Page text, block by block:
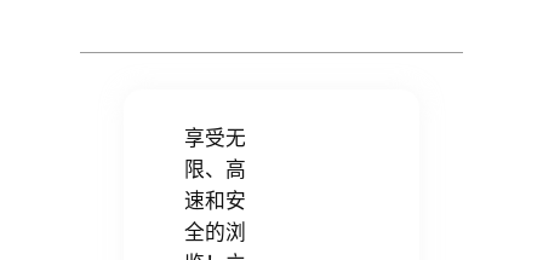
享受无
限、高
速和安
全的浏